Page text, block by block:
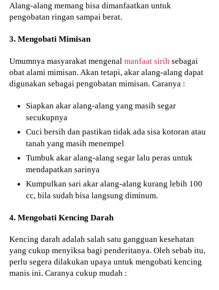
Alang-alang memang bisa dimanfaatkan untuk
pengobatan ringan sampai berat.
3. Mengobati Mimisan
Umumnya masyarakat mengenalmanfaat sirih sebagai
obat alami mimisan. Akan tetapi, akar alang-alang dapat
digunakan sebagai pengobatan mimisan. Caranya :
Siapkan akar alang-alang yang masih segar
secukupnya
Cuci bersih dan pastikan tidak ada sisa kotoran atau
tanah yang masih menempel
Tumbuk akar alang-alang segar lalu peras untuk
mendapatkan sarinya
Kumpulkan sari akar alang-alang kurang lebih 100
cc, bila sudah bisa langsung diminum.
4. Mengobati Kencing Darah
Kencing darah adalah salah satu gangguan kesehatan
yang cukup menyiksa bagi penderitanya. Oleh sebab itu,
perlu segera dilakukan upaya untuk mengobati kencing
manis ini. Caranya cukup mudah :